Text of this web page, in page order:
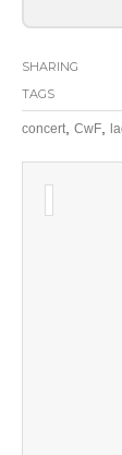
SHARING
TAGS
concert CwF